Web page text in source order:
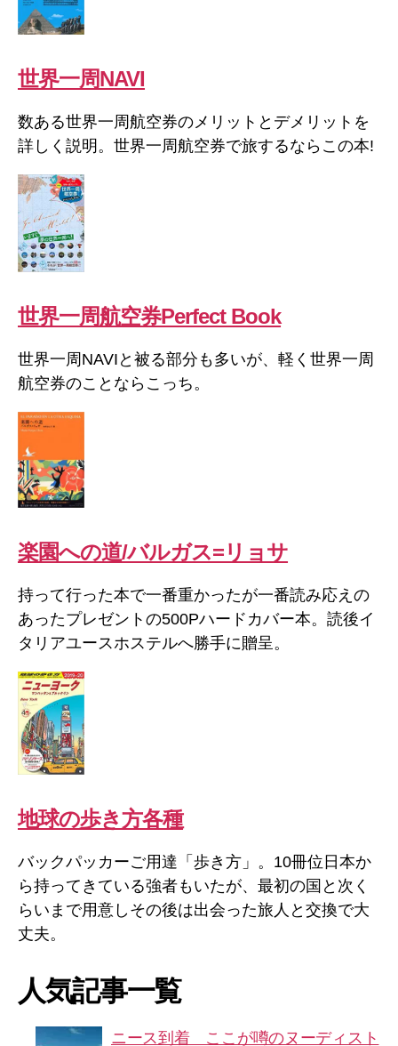
世界一周NAVI
数ある世界一周航空券のメリットとデメリットを
詳しく説明。世界一周航空券で旅するならこの本!
世界一周航空券Perfect Book
世界一周NAVIと被る部分も多いが、軽く世界一周
航空券のことならこっち。
楽園への道/バルガス=リョサ
持って行った本で一番重かったが一番読み応えの
あったプレゼントの500Pハードカバー本。読後イ
タリアユースホステルへ勝手に贈呈。
地球の歩き方各種
バックパッカーご用達「歩き方」。10冊位日本か
ら持ってきている強者もいたが、最初の国と次く
らいまで用意しその後は出会った旅人と交換で大
丈夫。
人気記事一覧
ニース到着 ここが噂のヌーディスト